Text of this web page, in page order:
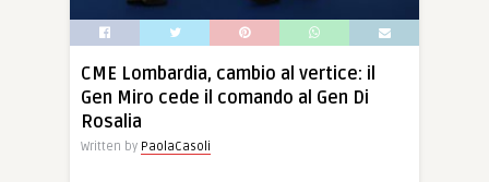
CME Lombardia, cambio al vertice: il
Gen Miro cede il comando al Gen Di
Rosalia
Written by PaolaCasoli